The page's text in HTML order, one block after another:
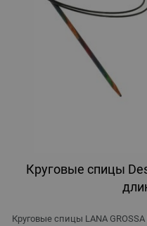
Круговые спицы
Круговые спицы LANA